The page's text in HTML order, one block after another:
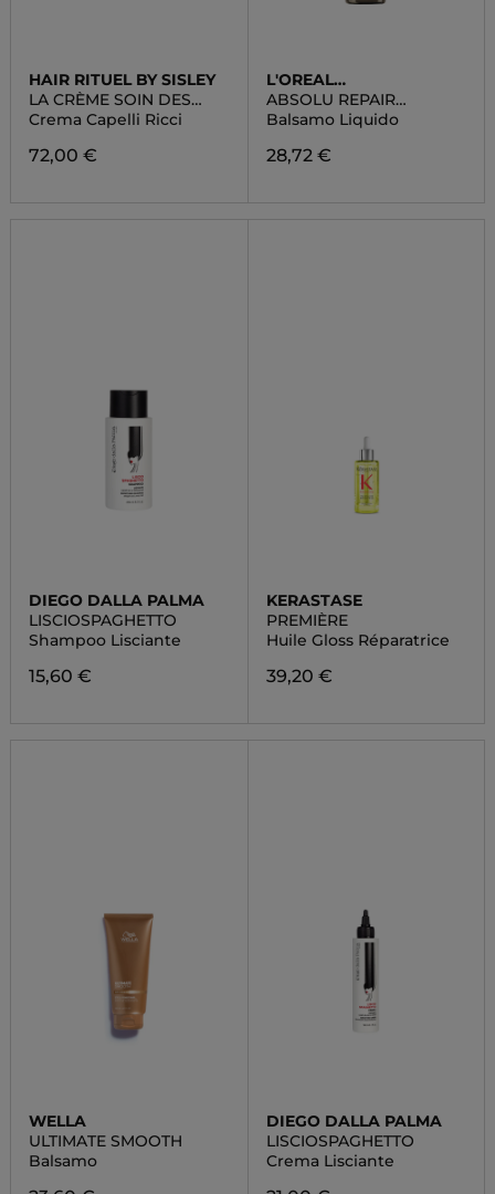
HAIR RITUEL BY SISLEY
LA CRÈME SOIN DES
BOUCLES
Crema Capelli Ricci
72,00 €
L'OREAL
PROFESSIONNEL
ABSOLU REPAIR
MOLECOLAR
Balsamo Liquido
28,72 €
DIEGO DALLA PALMA
LISCIOSPAGHETTO
Shampoo Lisciante
15,60 €
KERASTASE
PREMIÈRE
Huile Gloss Réparatrice
39,20 €
WELLA
ULTIMATE SMOOTH
Balsamo
DIEGO DALLA PALMA
LISCIOSPAGHETTO
Crema Lisciante